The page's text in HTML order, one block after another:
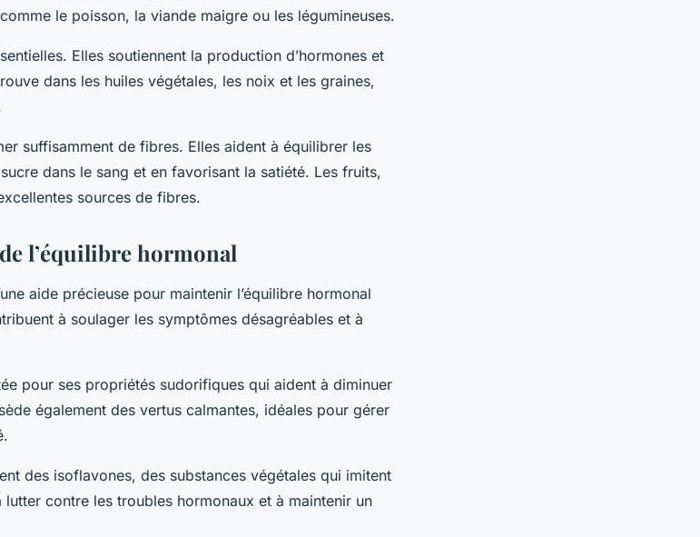
le poisson, la viande maigre ou les légumineuses.
Elles soutiennent la production d’hormones et
dans les huiles végétales, les noix et les graines,
suffisamment de fibres. Elles aident à équilibrer les
dans le sang et en favorisant la satiété. Les fruits,
sources de fibres.
l’équilibre hormonal
aide précieuse pour maintenir l’équilibre hormonal
à soulager les symptômes désagréables et à
pour ses propriétés sudorifiques qui aident à diminuer
également des vertus calmantes, idéales pour gérer
des isoflavones, des substances végétales qui imitent
contre les troubles hormonaux et à maintenir un